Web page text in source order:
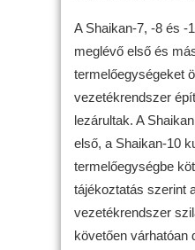
A Shaikan-7, -8 és -
meglévő első és
termelőegységeket
vezetékrendszer
lezárultak. A
első, a Shaikan-10
termelőegységbe
tájékoztatás szerint
vezetékrendszer
követően várhatóan